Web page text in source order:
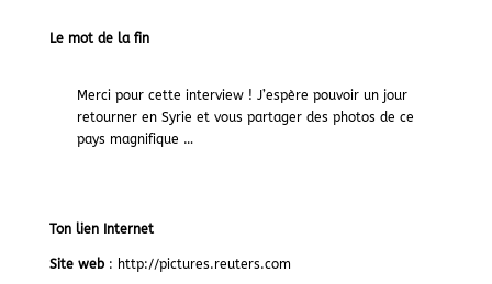
Le mot de la fin
Merci pour cette interview ! J’espère pouvoir un jour
retourner en Syrie et vous partager des photos de ce
pays magnifique …
Ton lien Internet
Site web : http://pictures.reuters.com